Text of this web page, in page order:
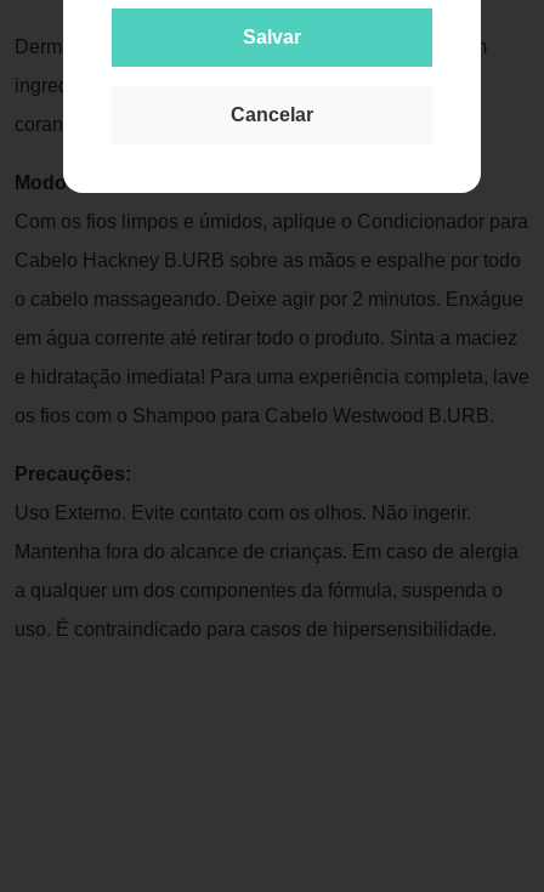
Salvar
Cancelar
Dermatologicamente testado e aprovado. Fórmula sem
ingredientes de origem animal, livre de parabenos e
corantes.
Modo de uso:
Com os fios limpos e úmidos, aplique o Condicionador para
Cabelo Hackney B.URB sobre as mãos e espalhe por todo
o cabelo massageando. Deixe agir por 2 minutos. Enxágue
em água corrente até retirar todo o produto. Sinta a maciez
e hidratação imediata! Para uma experiência completa, lave
os fios com o Shampoo para Cabelo Westwood B.URB.
Precauções:
Uso Externo. Evite contato com os olhos. Não ingerir.
Mantenha fora do alcance de crianças. Em caso de alergia
a qualquer um dos componentes da fórmula, suspenda o
uso. É contraindicado para casos de hipersensibilidade.